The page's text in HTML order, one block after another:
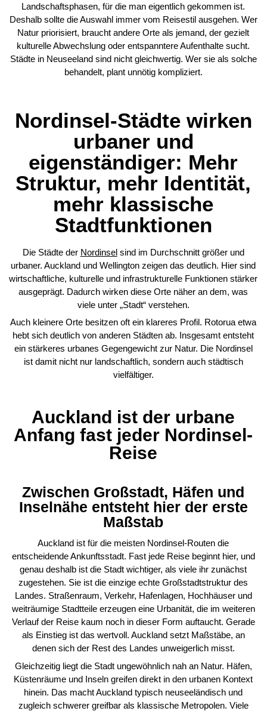
Landschaftsphasen, für die man eigentlich gekommen ist.
Deshalb sollte die Auswahl immer vom Reisestil ausgehen. Wer
Natur priorisiert, braucht andere Orte als jemand, der gezielt
kulturelle Abwechslung oder entspanntere Aufenthalte sucht.
Städte in Neuseeland sind nicht gleichwertig. Wer sie als solche
behandelt, plant unnötig kompliziert.
Nordinsel-Städte wirken
urbaner und
eigenständiger: Mehr
Struktur, mehr Identität,
mehr klassische
Stadtfunktionen
Die Städte der Nordinsel sind im Durchschnitt größer und
urbaner. Auckland und Wellington zeigen das deutlich. Hier sind
wirtschaftliche, kulturelle und infrastrukturelle Funktionen stärker
ausgeprägt. Dadurch wirken diese Orte näher an dem, was
viele unter „Stadt“ verstehen.
Auch kleinere Orte besitzen oft ein klareres Profil. Rotorua etwa
hebt sich deutlich von anderen Städten ab. Insgesamt entsteht
ein stärkeres urbanes Gegengewicht zur Natur. Die Nordinsel
ist damit nicht nur landschaftlich, sondern auch städtisch
vielfältiger.
Auckland ist der urbane
Anfang fast jeder Nordinsel-
Reise
Zwischen Großstadt, Häfen und
Inselnähe entsteht hier der erste
Maßstab
Auckland ist für die meisten Nordinsel-Routen die
entscheidende Ankunftsstadt. Fast jede Reise beginnt hier, und
genau deshalb ist die Stadt wichtiger, als viele ihr zunächst
zugestehen. Sie ist die einzige echte Großstadtstruktur des
Landes. Straßenraum, Verkehr, Hafenlagen, Hochhäuser und
weiträumige Stadtteile erzeugen eine Urbanität, die im weiteren
Verlauf der Reise kaum noch in dieser Form auftaucht. Gerade
als Einstieg ist das wertvoll. Auckland setzt Maßstäbe, an
denen sich der Rest des Landes unweigerlich misst.
Gleichzeitig liegt die Stadt ungewöhnlich nah an Natur. Häfen,
Küstenräume und Inseln greifen direkt in den urbanen Kontext
hinein. Das macht Auckland typisch neuseeländisch und
zugleich schwerer greifbar als klassische Metropolen. Viele